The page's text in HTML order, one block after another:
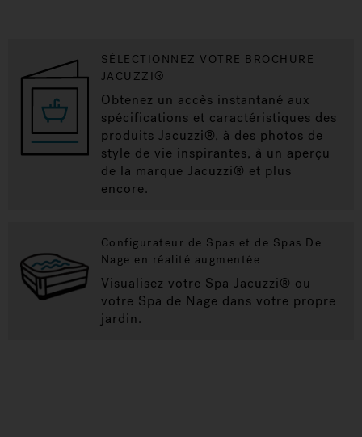
SÉLECTIONNEZ VOTRE BROCHURE
JACUZZI®
Obtenez un accès instantané aux
spécifications et caractéristiques des
produits Jacuzzi®, à des photos de
style de vie inspirantes, à un aperçu
de la marque Jacuzzi® et plus
encore.
Configurateur de Spas et de Spas De
Nage en réalité augmentée
Visualisez votre Spa Jacuzzi® ou
votre Spa de Nage dans votre propre
jardin.